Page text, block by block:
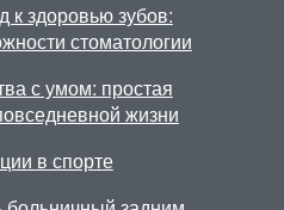
к здоровью зубов:
стоматологии
с умом: простая
жизни
в спорте